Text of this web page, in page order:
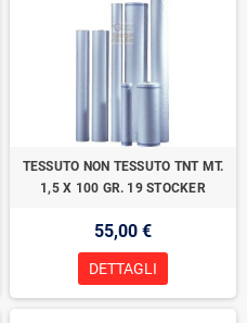
TESSUTO NON TESSUTO TNT MT.
1,5 X 100 GR. 19 STOCKER
55,00 €
DETTAGLI